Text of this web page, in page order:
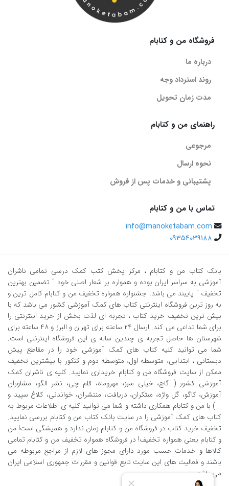
فروشگاه من و کتابام
درباره ما
روند استرداد وجه
مدت زمان تحویل
راهنمای من و کتابام
مرجوعی
نحوه ارسال
پشتیبانی و خدمات پس از فروش
تماس با من و کتابام
info@manoketabam.com
09354039188
بانک کتاب من و کتابام ، مرکز پخش کتب کمک درسی تمامی ناشران
آموزشی به سراسر ایران بوده و همواره بر شعار اصلی خود " تضمین بهترین
تخفیف " پایبند می باشد. جشنواره همواره تخفیف من و کتابام کامل ترین و
به روز ترین فروشگاه اینترنتی کتاب های کمک آموزشی کشور می باشد که با
بیش ترین تخفیف خرید کتاب ، تجربه ای لذت بخش از خرید اینترنتی را
برای شما تداعی می کند. ارسال ٢٤ ساعته برای تهران و البرز و ٤٨ ساعته برای
شهرستان ها حاصل تجربه ی چندین ساله ی این فروشگاه اینترنتی است.
شما می توانید کلیه کتاب های کمک آموزشی خود را در مقاطع پیش
دبستانی ، ابتدایی، متوسطه اول، متوسطه دوم و کنکور با بیشترین تخفیف
ممکن از سایت فروشگاه من و کتابام خریداری نمایید. کلیه ی ناشران کمک
آموزشی کشور ( گاج، خیلی سبز، مهروماه، قلم چی، نشر الگو، مشاوران
آموزش، کاگو، گل واژه، مبتکران، دریافت، منتشران، خواندنی، کلاغ سپید و
...) با من و کتابام همکاری داشته و شما می توانید کلیه ی اطلاعات مربوط به
کتاب های کمک آموزشی را در سایت بانک کتاب من و کتابام بررسی نمایید.
تخفیف خرید کتاب در فروشگاه من و کتابام زمان ندارد و همیشگی است! من
و کتابام یعنی همواره تخفیف! در فروشگاه همواره تخفیف من و کتابام تمامی
کالاها و خدمات حسب مورد دارای مجوز های لازم از مراجع مربوطه می
باشند و فعالیت های این سایت تابع قوانین و مقررات جمهوری اسلامی ایران
می باشد.